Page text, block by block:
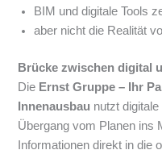
BIM und digitale Tools
aber nicht die Realität
Brücke zwischen digital
Die Ernst Gruppe – Ihr
Innenausbau nutzt
Übergang vom Planen ins
Informationen direkt in die